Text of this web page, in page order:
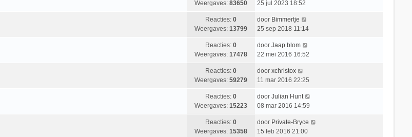
Weergaves:83650
25 jul 2023 18:52
Reacties:0
Weergaves:13799
door Bimmertje
25 sep 2018 11:14
Reacties:0
Weergaves:17478
door Jaap blom
22 mei 2016 16:52
Reacties:0
Weergaves:59279
door xchristox
11 mar 2016 22:25
Reacties:0
Weergaves:15223
door Julian Hunt
08 mar 2016 14:59
Reacties:0
Weergaves:15358
door Private-Bryce
15 feb 2016 21:00